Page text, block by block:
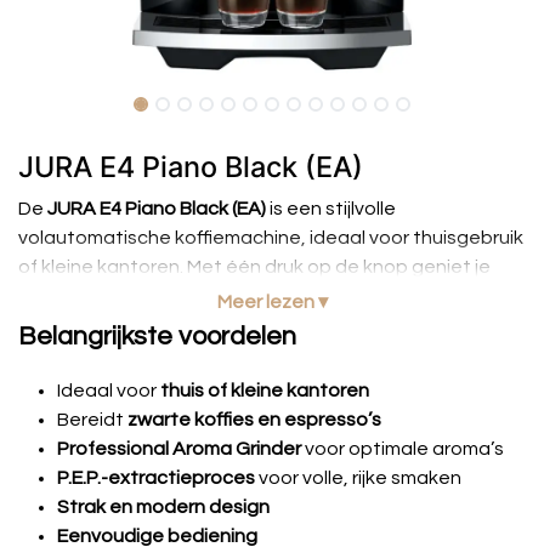
JURA E4 Piano Black (EA)
De JURA E4 Piano Black (EA)is een stijlvolle
volautomatische koffiemachine, ideaal voor thuisgebruik
of kleine kantoren. Met één druk op de knop geniet je
zwarte koffies en espresso’svan hoge kwaliteit.
Dankzij de Professional Aroma Grinder
extractieprocesworden de koffiebonen optimaal
gemalen voor maximale aroma’s. Het strakke, moderne
design past perfect in elke keuken, terwijl de
eenvoudige bediening en automatische
reinigingsprogramma’s het onderhoud moeiteloos
maken.
Meer lezen ▾
Belangrijkste voordelen
Ideaal voor thuis of kleine kantoren
Bereidt zwarte koffies en espresso’s
Professional Aroma Grindervoor optimale aroma’s
P.E.P.-extractieprocesvoor volle, rijke smaken
Strak en modern design
Eenvoudige bediening